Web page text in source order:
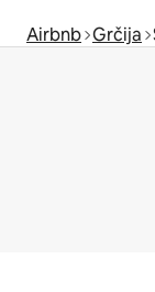
Airbnb Grčija